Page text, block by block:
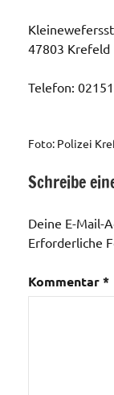
47803 Krefeld
Telefon:
Foto: Polizei
Schreibe
Deine E-Mail-
Erforderliche
Kommentar*